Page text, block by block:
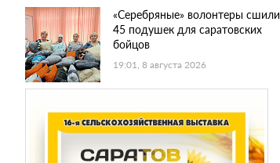
«Серебряные» волонтеры сшили
45 подушек для саратовских
бойцов
19:01, 8 августа 2026